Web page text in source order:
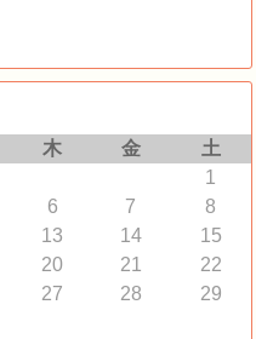
木 金
土
1
6 7
8
13 14
15
20 21
22
27 28
29